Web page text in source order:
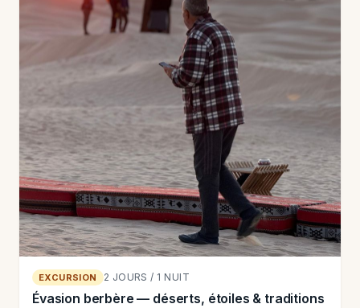
EXCURSION 2 JOURS / 1 NUIT
Évasion berbère — déserts, étoiles & traditions